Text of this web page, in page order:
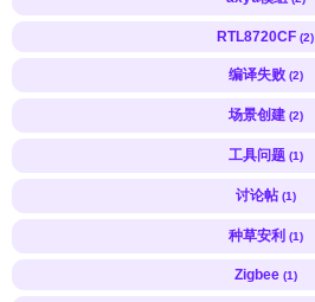
RTL8720CF (2)
编译失败 (2)
场景创建 (2)
工具问题 (1)
讨论帖 (1)
种草安利 (1)
Zigbee (1)